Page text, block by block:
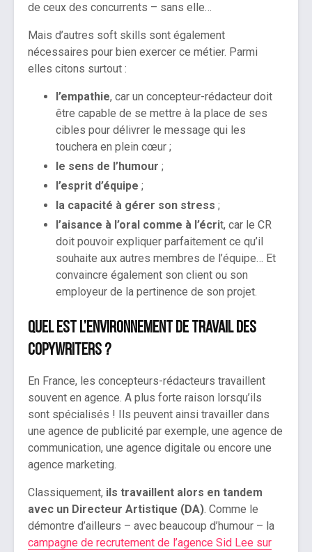
de ceux des concurrents – sans elle…
Mais d’autres soft skills sont également
nécessaires pour bien exercer ce métier. Parmi
elles citons surtout :
l’empathie, car un concepteur-rédacteur doit
être capable de se mettre à la place de ses
cibles pour délivrer le message qui les
touchera en plein cœur ;
le sens de l’humour ;
l’esprit d’équipe ;
la capacité à gérer son stress ;
l’aisance à l’oral comme à l’écrit, car le CR
doit pouvoir expliquer parfaitement ce qu’il
souhaite aux autres membres de l’équipe… Et
convaincre également son client ou son
employeur de la pertinence de son projet.
Quel est l’environnement de travail des
copywriters ?
En France, les concepteurs-rédacteurs travaillent
souvent en agence. A plus forte raison lorsqu’ils
sont spécialisés ! Ils peuvent ainsi travailler dans
une agence de publicité par exemple, une agence de
communication, une agence digitale ou encore une
agence marketing.
Classiquement, ils travaillent alors en tandem
avec un Directeur Artistique (DA). Comme le
démontre d’ailleurs – avec beaucoup d’humour – la
campagne de recrutement de l’agence Sid Lee sur